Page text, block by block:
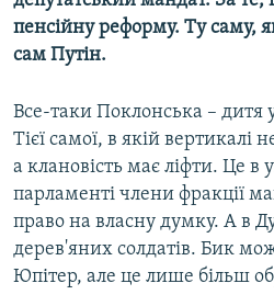
пенсійну реформу. Ту саму,
сам Путін.
Все-таки Поклонська – дитя
Тієї самої, в якій вертикалі
а клановість має ліфти. Це в
парламенті члени фракції
право на власну думку. А в
дерев'яних солдатів. Бик
Юпітер, але це лише більш